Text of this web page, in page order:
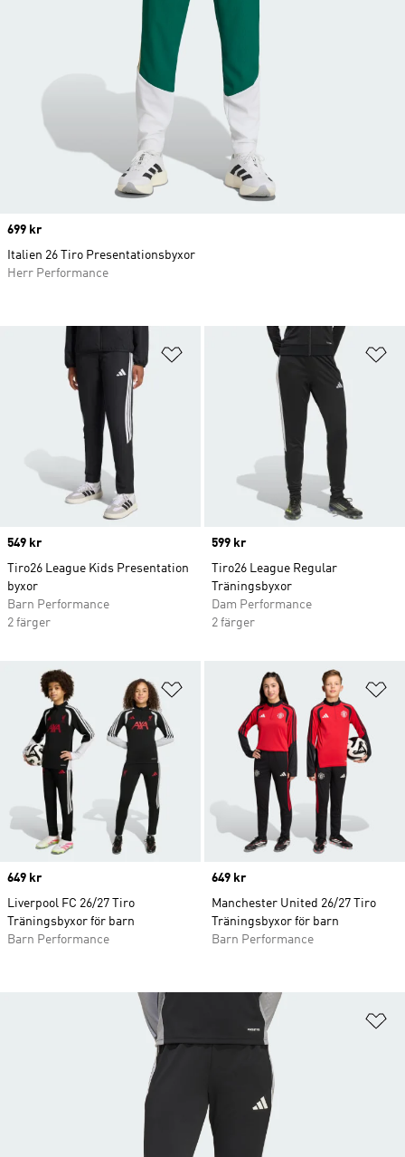
Lägg till på önskelistan
Price
549 kr
Tiro26 League Kids Presentation
byxor
Barn Performance
2 färger
Price
599 kr
Tiro26 League Regular
Träningsbyxor
Dam Performance
2 färger
Lägg till på önskelistan
Price
649 kr
Liverpool FC 26/27 Tiro
Träningsbyxor för barn
Barn Performance
Price
649 kr
Manchester United 26/27 Tiro
Träningsbyxor för barn
Barn Performance
Price
699 kr
Italien 26 Tiro Presentationsbyxor
Herr Performance